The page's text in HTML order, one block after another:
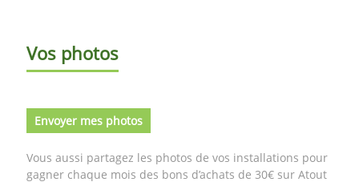
Vos photos
Envoyer mes photos
Vous aussi partagez les photos de vos installations pour
gagner chaque mois des bons d’achats de 30€ sur Atout